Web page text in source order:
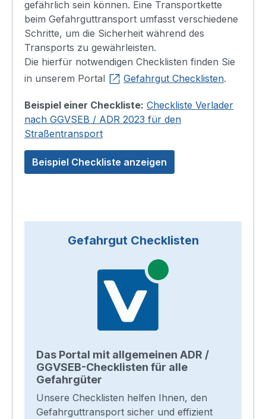
gefährlich sein können. Eine Transportkette
beim Gefahrguttransport umfasst verschiedene
Schritte, um die Sicherheit während des
Transports zu gewährleisten.
Die hierfür notwendigen Checklisten finden Sie
in unserem Portal
Gefahrgut Checklisten.
Beispiel einer Checkliste: Checkliste Verlader
nach GGVSEB / ADR 2023 für den
Straßentransport
Beispiel Checkliste anzeigen
Gefahrgut Checklisten
Das Portal mit allgemeinen ADR /
GGVSEB-Checklisten für alle
Gefahrgüter
Unsere Checklisten helfen Ihnen, den
Gefahrguttransport sicher und effizient